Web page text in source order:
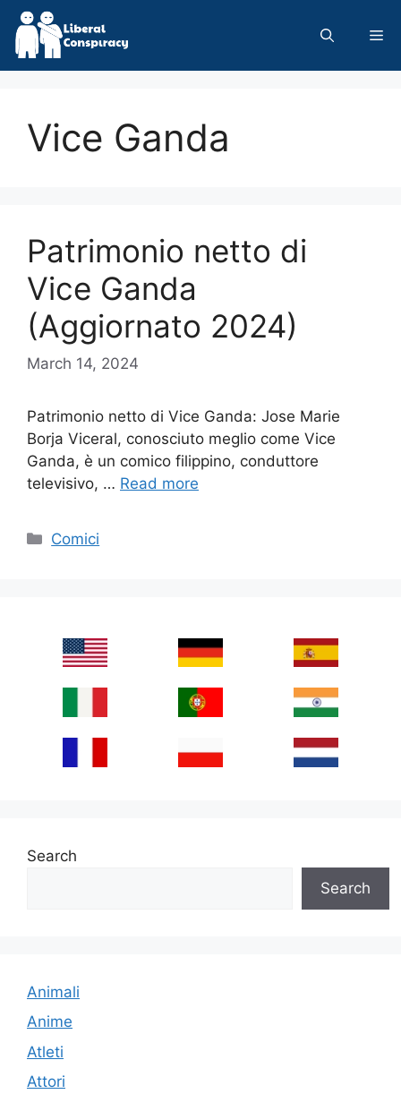
Skip
content
Vice Ganda
Patrimonio netto di
Vice Ganda
(Aggiornato 2024)
March 14, 2024
Patrimonio netto di Vice Ganda: Jose Marie
Borja Viceral, conosciuto meglio come Vice
Ganda, è un comico filippino, conduttore
televisivo, … Read more
Categories
Comici
Search
Search
Animali
Anime
Atleti
Attori